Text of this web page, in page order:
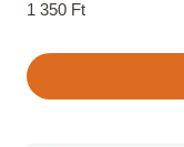
1 350 Ft